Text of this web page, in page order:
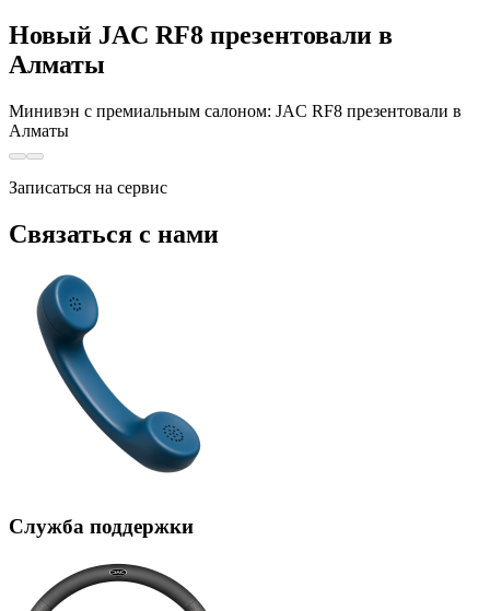
Новый JAC RF8 презентовали в
Алматы
Минивэн с премиальным салоном: JAC RF8 презентовали в
Алматы
Записаться на сервис
Связаться с нами
Служба поддержки